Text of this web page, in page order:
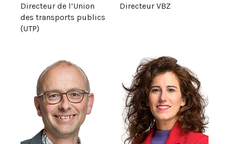
Directeur de l’Union
des transports publics
(UTP)
Directeur VBZ